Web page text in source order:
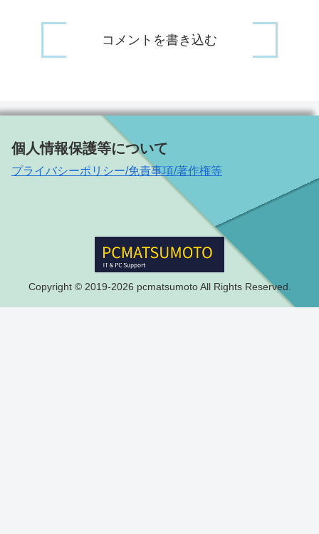
コメントを書き込む
個人情報保護等について
プライバシーポリシー/免責事項/著作権等
Copyright © 2019-2026 pcmatsumoto All Rights Reserved.